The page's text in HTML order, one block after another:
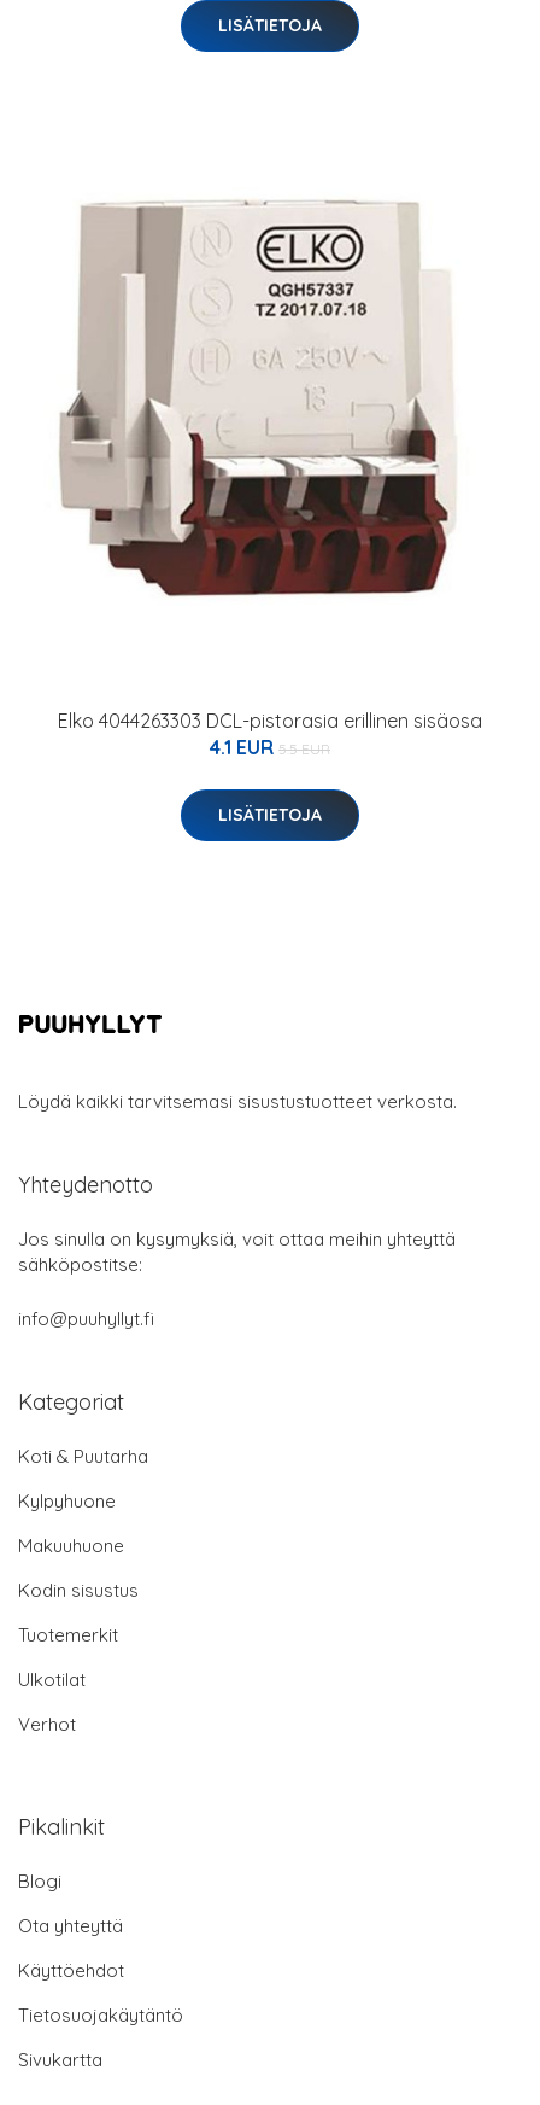
LISÄTIETOJA
Elko 4044263303 DCL-pistorasia erillinen sisäosa
4.1 EUR 5.5 EUR
LISÄTIETOJA
Löydä kaikki tarvitsemasi sisustustuotteet verkosta.
Yhteydenotto
Jos sinulla on kysymyksiä, voit ottaa meihin yhteyttä
sähköpostitse:
info@puuhyllyt.fi
Kategoriat
Koti & Puutarha
Kylpyhuone
Makuuhuone
Kodin sisustus
Tuotemerkit
Ulkotilat
Verhot
Pikalinkit
Blogi
Ota yhteyttä
Käyttöehdot
Tietosuojakäytäntö
Sivukartta